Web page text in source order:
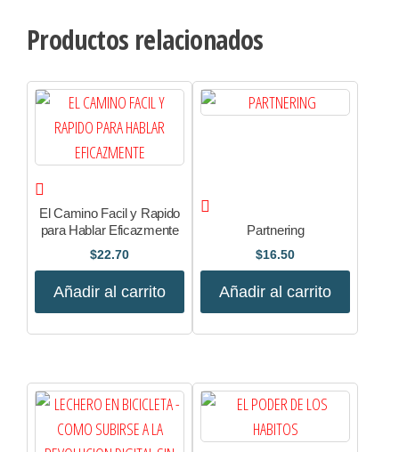
Productos relacionados
El Camino Facil y Rapido
para Hablar Eficazmente
$22.70
Añadir al carrito
Partnering
$16.50
Añadir al carrito